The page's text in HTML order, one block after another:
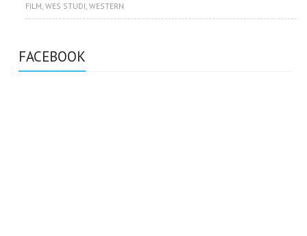
FILM,WES STUDI,WESTERN
FACEBOOK